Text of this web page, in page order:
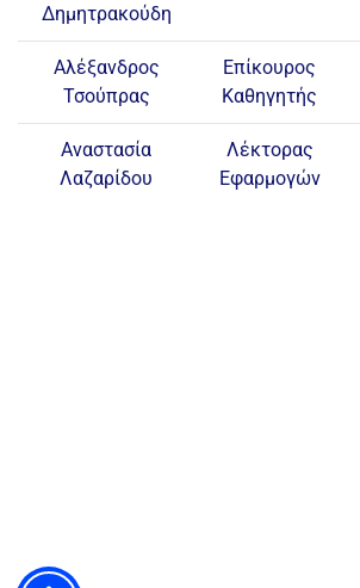
Δημητρακούδη
Αλέξανδρος
Τσούπρας
Επίκουρος
Καθηγητής
Αναστασία
Λαζαρίδου
Λέκτορας
Εφαρμογών